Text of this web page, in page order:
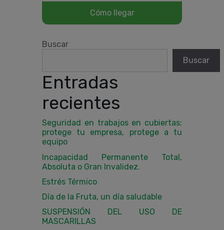
Buscar
Buscar
Entradas
recientes
Seguridad en trabajos en cubiertas:
protege tu empresa, protege a tu
equipo
Incapacidad Permanente Total,
Absoluta o Gran Invalidez.
Estrés Térmico
Día de la Fruta, un día saludable
SUSPENSIÓN DEL USO DE
MASCARILLAS